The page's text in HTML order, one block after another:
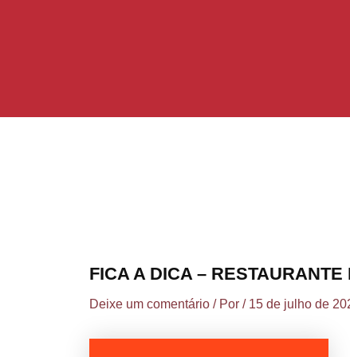
FICA A DICA –
Deixe um comentário / Por / 15 de julho de